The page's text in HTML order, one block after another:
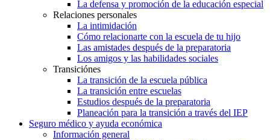
La defensa y promoción de la educación especial
Relaciones personales
La intimidación
Cómo relacionarte con la escuela de tu hijo
Las amistades después de la preparatoria
Los amigos y las habilidades sociales
Transiciónes
La transición de la escuela pública
La transición entre escuelas
Estudios después de la preparatoria
Planeación para la transición a través del IEP
Seguro médico y ayuda económica
Información general